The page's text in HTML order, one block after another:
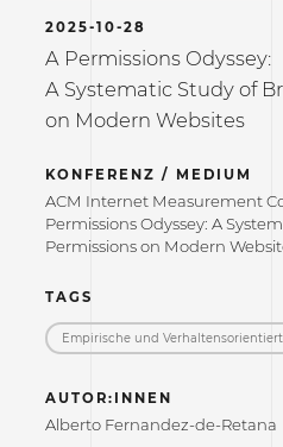
2025-10-28
A Permissions Odyssey:
A Systematic Study of
on Modern Websites
KONFERENZ / MEDIUM
ACM Internet Measurement
Permissions Odyssey: A
Permissions on Modern
TAGS
Empirische und
AUTOR:INNEN
Alberto Fernandez-de-Retana